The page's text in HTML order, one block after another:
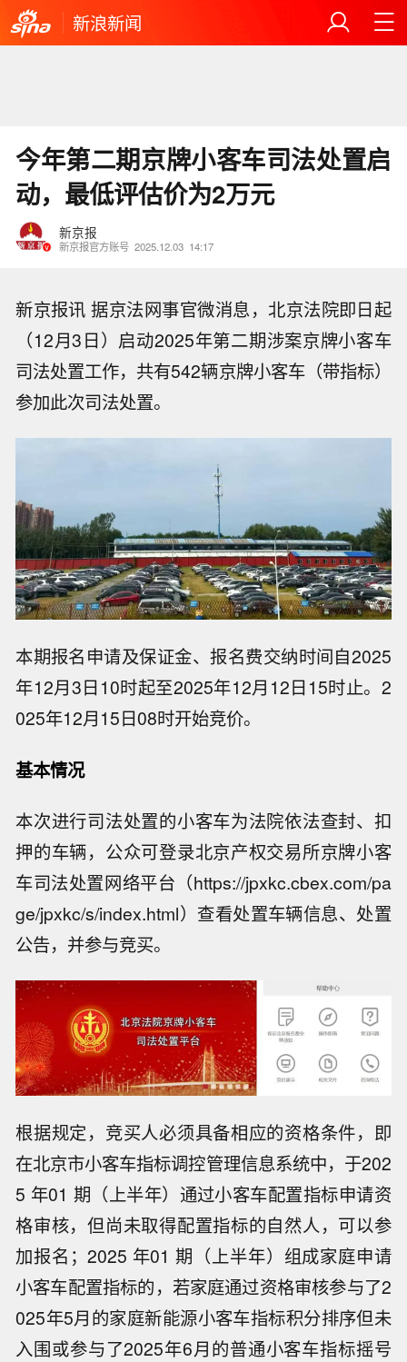
新浪新闻
今年第二期京牌小客车司法处置启
动，最低评估价为2万元
新京报
新京报官方账号 2025.12.03 14:17
新京报讯 据京法网事官微消息，北京法院即日起
（12月3日）启动2025年第二期涉案京牌小客车
司法处置工作，共有542辆京牌小客车（带指标）
参加此次司法处置。
本期报名申请及保证金、报名费交纳时间自2025
年12月3日10时起至2025年12月12日15时止。2
025年12月15日08时开始竞价。
基本情况
本次进行司法处置的小客车为法院依法查封、扣
押的车辆，公众可登录北京产权交易所京牌小客
车司法处置网络平台（https://jpxkc.cbex.com/pa
ge/jpxkc/s/index.html）查看处置车辆信息、处置
公告，并参与竞买。
根据规定，竞买人必须具备相应的资格条件，即
在北京市小客车指标调控管理信息系统中，于202
5 年01 期（上半年）通过小客车配置指标申请资
格审核，但尚未取得配置指标的自然人，可以参
加报名；2025 年01 期（上半年）组成家庭申请
小客车配置指标的，若家庭通过资格审核参与了2
025年5月的家庭新能源小客车指标积分排序但未
入围或参与了2025年6月的普通小客车指标摇号